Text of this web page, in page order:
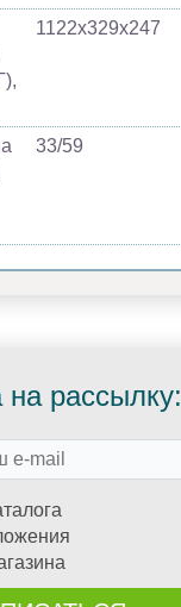
1122х329х247
33/59
на рассылку: